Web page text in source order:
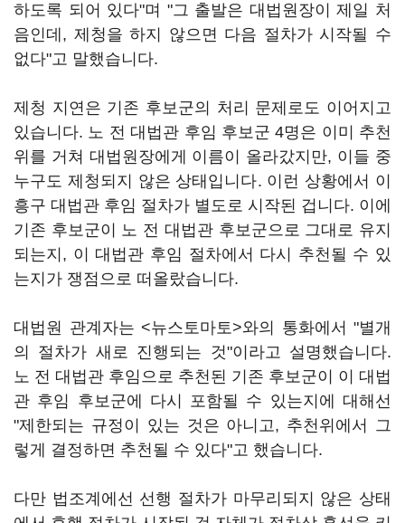
하도록 되어 있다"며 "그 출발은 대법원장이 제일 처
음인데, 제청을 하지 않으면 다음 절차가 시작될 수
없다"고 말했습니다.
제청 지연은 기존 후보군의 처리 문제로도 이어지고
있습니다. 노 전 대법관 후임 후보군 4명은 이미 추천
위를 거쳐 대법원장에게 이름이 올라갔지만, 이들 중
누구도 제청되지 않은 상태입니다. 이런 상황에서 이
흥구 대법관 후임 절차가 별도로 시작된 겁니다. 이에
기존 후보군이 노 전 대법관 후보군으로 그대로 유지
되는지, 이 대법관 후임 절차에서 다시 추천될 수 있
는지가 쟁점으로 떠올랐습니다.
대법원 관계자는 <뉴스토마토>와의 통화에서 "별개
의 절차가 새로 진행되는 것"이라고 설명했습니다.
노 전 대법관 후임으로 추천된 기존 후보군이 이 대법
관 후임 후보군에 다시 포함될 수 있는지에 대해선
"제한되는 규정이 있는 것은 아니고, 추천위에서 그
렇게 결정하면 추천될 수 있다"고 했습니다.
다만 법조계에선 선행 절차가 마무리되지 않은 상태